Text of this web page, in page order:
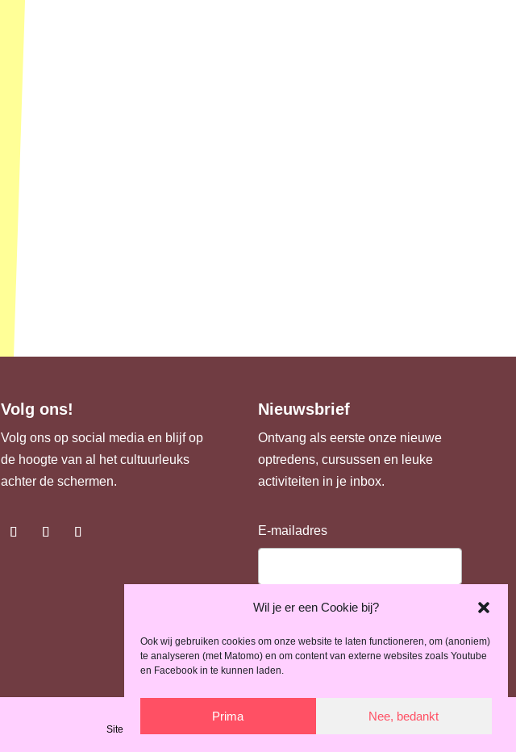
Wil je er een Cookie bij?
Ook wij gebruiken cookies om onze website te laten functioneren, om (anoniem)
te analyseren (met Matomo) en om content van externe websites zoals Youtube
en Facebook in te kunnen laden.
Prima Nee, bedankt
Volg ons!
Volg ons op social media en blijf op
de hoogte van al het cultuurleuks
achter de schermen.
Nieuwsbrief
Ontvang als eerste onze nieuwe
optredens, cursussen en leuke
activiteiten in je inbox.
E-mailadres
Inschrijven
Site met